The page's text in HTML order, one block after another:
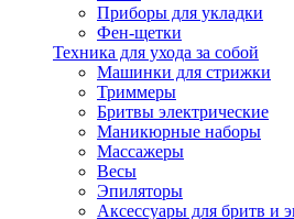
Приборы для укладки
Фен-щетки
Техника для ухода за собой
Машинки для стрижки
Триммеры
Бритвы электрические
Маникюрные наборы
Массажеры
Весы
Эпиляторы
Аксессуары для бритв и